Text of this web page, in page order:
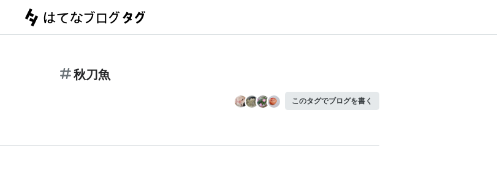
秋刀魚
このタグでブログを書く